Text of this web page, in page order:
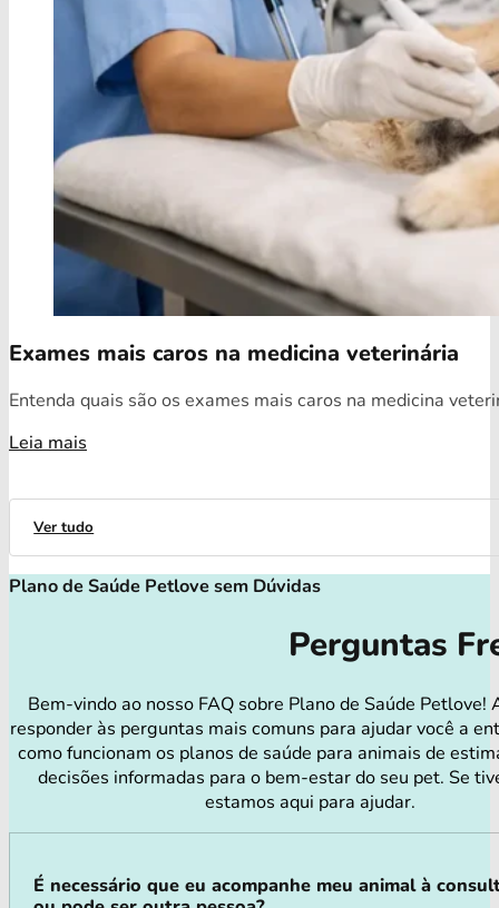
Exames mais caros na medicina veterinária
Entenda quais são os exames mais caros na medicina
Leia mais
Ver tudo
Plano de Saúde Petlove sem Dúvidas
Perguntas
Bem-vindo ao nosso FAQ sobre Plano de Saúde Petlove!
responder às perguntas mais comuns para ajudar você a
como funcionam os planos de saúde para animais de
decisões informadas para o bem-estar do seu pet. Se
estamos aqui para ajudar.
É necessário que eu acompanhe meu animal à